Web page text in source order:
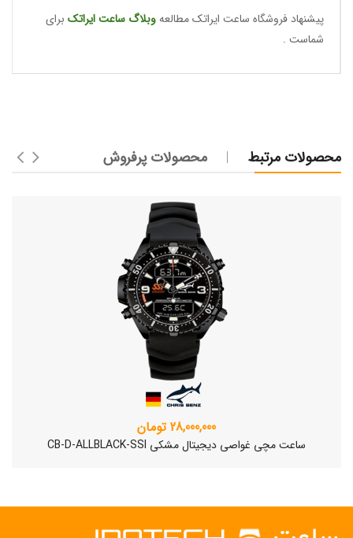
پیشنهاد فروشگاه ساعت ایراتک مطالعهوبلاگ ساعتایراتک برای
شماست .
محصولات مرتبط محصولات پرفروش
28,000,000 تومان
ساعت مچی غواصی دیجیتال مشکی CB-D-ALLBLACK-SSI